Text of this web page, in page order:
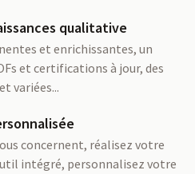
qualitative
et enrichissantes, un
et certifications à jour, des
variées...
concernent, réalisez votre
intégré, personnalisez votre